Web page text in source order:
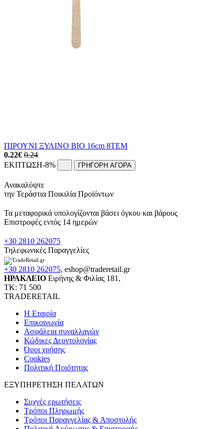
ΠΙΡΟΥΝΙ ΞΥΛΙΝΟ ΒΙΟ 16cm 8ΤΕΜ
0.22€ 0.24
ΕΚΠΤΩΣΗ-8% ΓΡΗΓΟΡΗ ΑΓΟΡΑ
Ανακαλύψτε
την Τεράστια Ποικιλία Προϊόντων
Τα μεταφορικά υπολογίζονται βάσει όγκου και βάρους
Επιστροφές εντός 14 ημερών
+30 2810 262075
Τηλεφωνικές Παραγγελίες
+30 2810 262075, eshop@traderetail.gr
ΗΡΑΚΛΕΙΟ Ειρήνης & Φιλίας 181,
ΤΚ: 71 500
TRADERETAIL
H Εταιρία
Eπικοινωνία
Ασφάλεια συναλλαγών
Κώδικες Δεοντολογίας
Όροι χρήσης
Cookies
Πολιτική Ποιότητας
ΕΞΥΠΗΡΕΤΗΣΗ ΠΕΛΑΤΩΝ
Συχνές ερωτήσεις
Τρόποι Πληρωμής
Τρόποι Παραγγελίας & Αποστολής